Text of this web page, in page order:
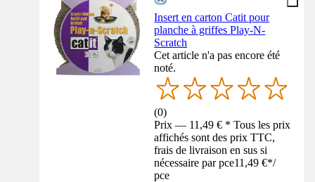
Insert en carton Catit pour
planche à griffes Play-N-
Scratch
Cet article n'a pas encore été
noté.
(0)
Prix — 11,49 € * Tous les prix
affichés sont des prix TTC,
frais de livraison en sus si
nécessaire par pce11,49 €*/
pce